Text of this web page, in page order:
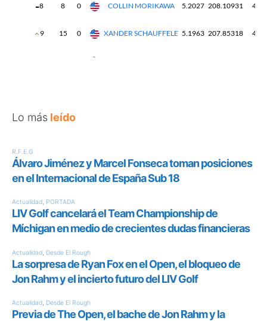
Lo más leído